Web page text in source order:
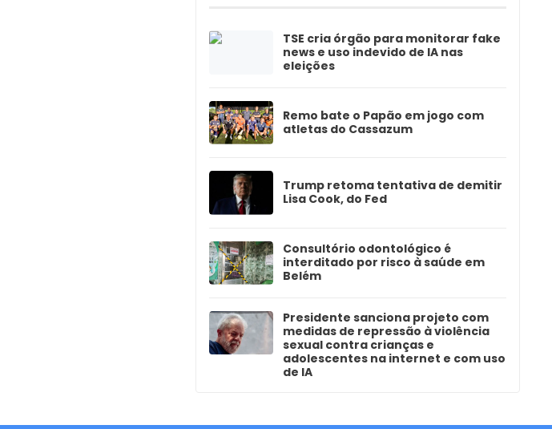
TSE cria órgão para monitorar fake
news e uso indevido de IA nas
eleições
Remo bate o Papão em jogo com
atletas do Cassazum
Trump retoma tentativa de demitir
Lisa Cook, do Fed
Consultório odontológico é
interditado por risco à saúde em
Belém
Presidente sanciona projeto com
medidas de repressão à violência
sexual contra crianças e
adolescentes na internet e com uso
de IA